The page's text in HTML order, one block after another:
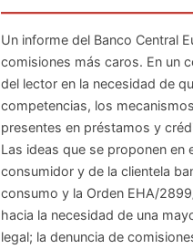
Un informe del Banco Central
comisiones más caros. En un
del lector en la necesidad de
competencias, los
presentes en préstamos y
Las ideas que se proponen en
consumidor y de la clientela
consumo y la Orden EHA/
hacia la necesidad de una
legal; la denuncia de